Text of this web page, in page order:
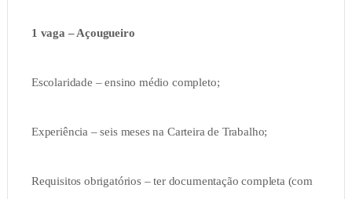
1 vaga – Açougueiro
Escolaridade – ensino médio completo;
Experiência – seis meses na Carteira de Trabalho;
Requisitos obrigatórios – ter documentação completa (com